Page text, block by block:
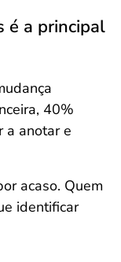
é a principal
40%
a anotar e
acaso. Quem
identificar